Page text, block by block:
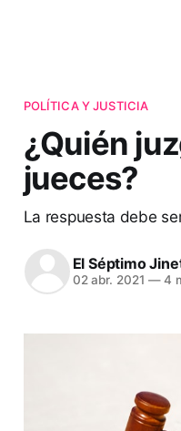
POLÍTICA Y JUSTICIA
¿Quién
jueces?
La respuesta debe
El Séptimo
02 abr. 2021 —4